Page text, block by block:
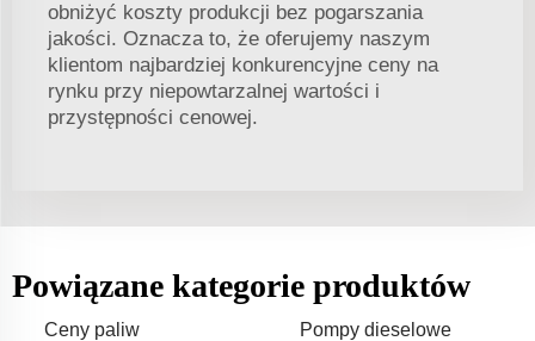
obniżyć koszty produkcji bez pogarszania
jakości. Oznacza to, że oferujemy naszym
klientom najbardziej konkurencyjne ceny na
rynku przy niepowtarzalnej wartości i
przystępności cenowej.
Powiązane kategorie produktów
Ceny paliw Pompy dieselowe